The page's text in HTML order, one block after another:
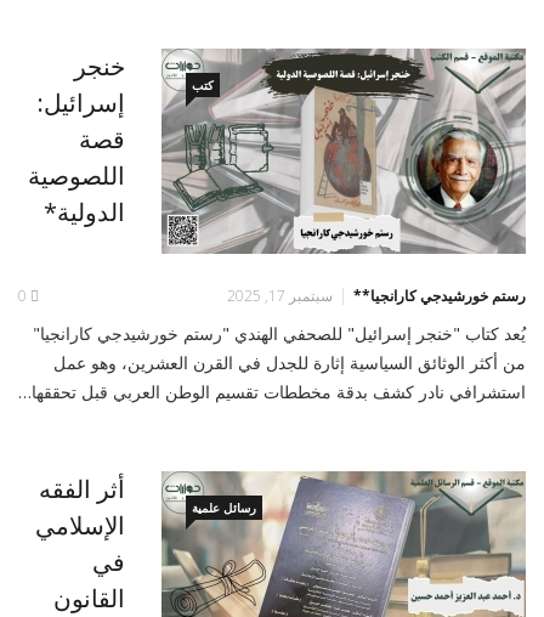
كتب
خنجر
إسرائيل:
قصة
اللصوصية
الدولية*
رستم خورشيدجي كارانجيا** سبتمبر 17, 2025 0
يُعد كتاب "خنجر إسرائيل" للصحفي الهندي "رستم خورشيدجي كارانجيا"
من أكثر الوثائق السياسية إثارة للجدل في القرن العشرين، وهو عمل
استشرافي نادر كشف بدقة مخططات تقسيم الوطن العربي قبل تحققها…
رسائل علمية
أثر الفقه
الإسلامي
في
القانون